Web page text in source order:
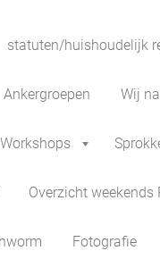
statuten/huishoudelijk
Ankergroepen Wij
Overzicht weekends
Fotografie